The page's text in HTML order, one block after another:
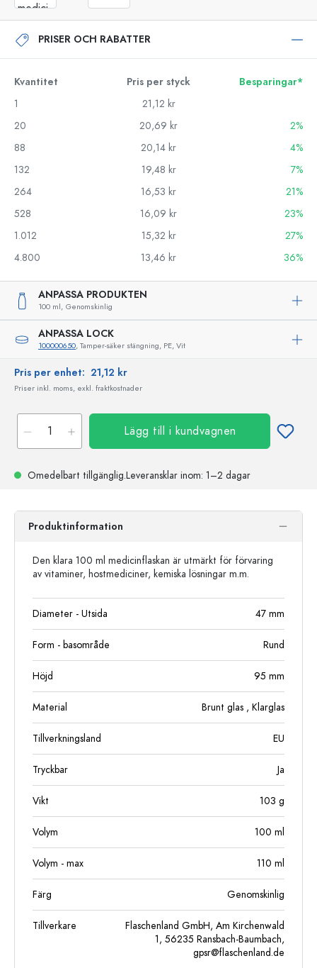
PRISER OCH RABATTER
Kvantitet Pris per styck
Besparingar*
1
21,12 kr
20
20,69 kr
2%
88
20,14 kr
4%
132
19,48 kr
7%
264
16,53 kr
21%
528
16,09 kr
23%
1.012
15,32 kr
27%
4.800
13,46 kr 36%
ANPASSA PRODUKTEN
100 ml, Genomskinlig
ANPASSA LOCK
100000650, Tamper-säker stängning, PE, Vit
Pris per enhet: 21,12 kr
Priser inkl. moms, exkl. fraktkostnader
Lägg till i kundvagnen
Omedelbart tillgänglig.Leveransklar inom: 1–2 dagar
Produktinformation
Den klara 100 ml medicinflaskan är utmärkt för förvaring
av vitaminer, hostmediciner, kemiska lösningar m.m.
Diameter - Utsida 47 mm
Form - basområde Rund
Höjd 95 mm
Material Brunt glas , Klarglas
Tillverkningsland EU
Tryckbar Ja
Vikt 103 g
Volym 100 ml
Volym - max 110 ml
Färg Genomskinlig
Tillverkare
Flaschenland GmbH, Am Kirchenwald
1, 56235 Ransbach-Baumbach,
gpsr@flaschenland.de